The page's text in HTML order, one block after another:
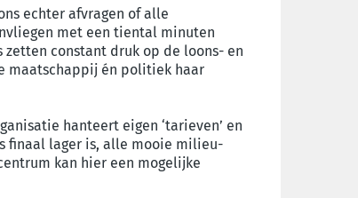
echter afvragen of alle
met een tiental minuten
constant druk op de loons- en
maatschappij én politiek haar
hanteert eigen ‘tarieven’ en
finaal lager is, alle mooie milieu-
kan hier een mogelijke